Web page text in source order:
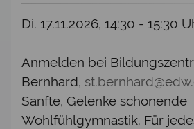
Di. 17.11.2026, 14:30 - 15:30
Anmelden bei
Bernhard,
Sanfte, Gelenke schonende
Wohlfühlgymnastik. Für